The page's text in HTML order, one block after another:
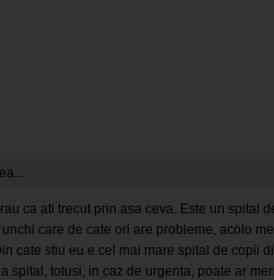
ca ati trecut prin asa ceva. Este un spital
care de cate ori are probleme, acolo
cate stiu eu e cel mai mare spital de copii
spital, totusi, in caz de urgenta, poate ar